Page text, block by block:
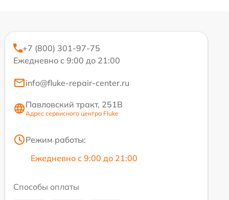
+7 (800) 301-97-75
Ежедневно с 9:00 до 21:00
info@fluke-repair-center.ru
Павловский тракт, 251В
Адрес сервисного центра Fluke
Режим работы:
Ежедневно с 9:00 до 21:00
Способы оплаты